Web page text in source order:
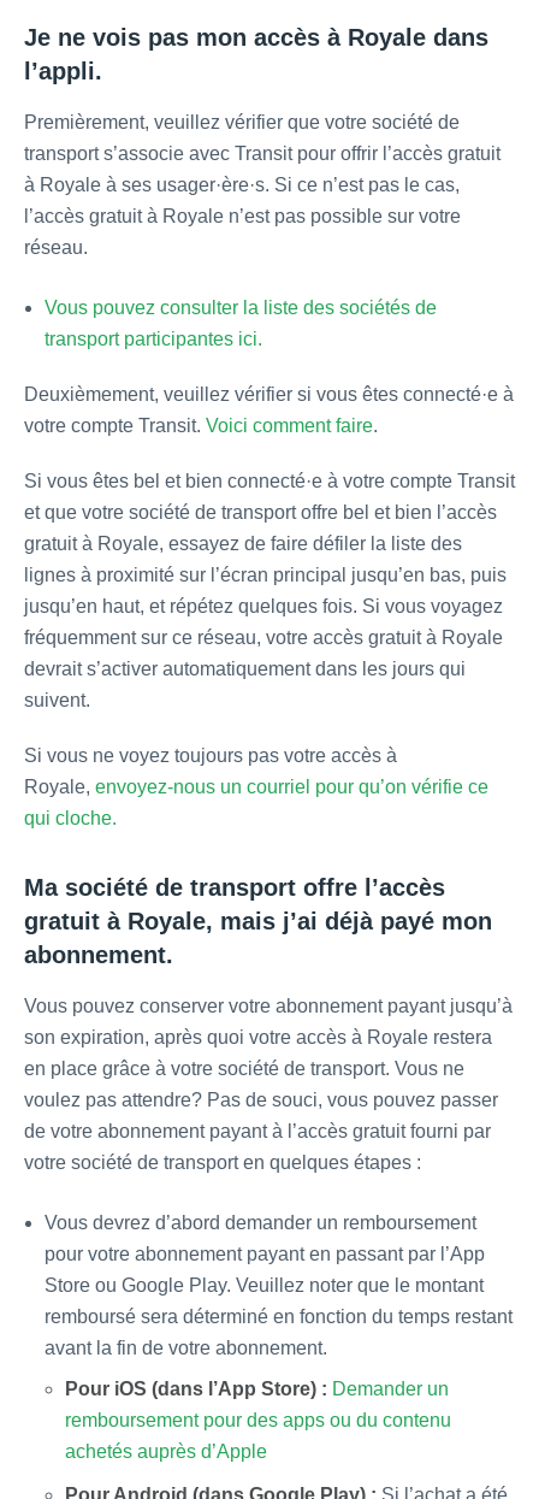
Je ne vois pas mon accès à Royale dans
l’appli.
Premièrement, veuillez vérifier que votre société de
transport s’associe avec Transit pour offrir l’accès gratuit
à Royale à ses usager·ère·s. Si ce n’est pas le cas,
l’accès gratuit à Royale n’est pas possible sur votre
réseau.
Vous pouvez consulter la liste des sociétés de
transport participantes ici.
Deuxièmement, veuillez vérifier si vous êtes connecté·e à
votre compte Transit. Voici comment faire.
Si vous êtes bel et bien connecté·e à votre compte Transit
et que votre société de transport offre bel et bien l’accès
gratuit à Royale, essayez de faire défiler la liste des
lignes à proximité sur l’écran principal jusqu’en bas, puis
jusqu’en haut, et répétez quelques fois. Si vous voyagez
fréquemment sur ce réseau, votre accès gratuit à Royale
devrait s’activer automatiquement dans les jours qui
suivent.
Si vous ne voyez toujours pas votre accès à
Royale, envoyez-nous un courriel pour qu’on vérifie ce
qui cloche.
Ma société de transport offre l’accès
gratuit à Royale, mais j’ai déjà payé mon
abonnement.
Vous pouvez conserver votre abonnement payant jusqu’à
son expiration, après quoi votre accès à Royale restera
en place grâce à votre société de transport. Vous ne
voulez pas attendre? Pas de souci, vous pouvez passer
de votre abonnement payant à l’accès gratuit fourni par
votre société de transport en quelques étapes :
Vous devrez d’abord demander un remboursement
pour votre abonnement payant en passant par l’App
Store ou Google Play. Veuillez noter que le montant
remboursé sera déterminé en fonction du temps restant
avant la fin de votre abonnement.
Pour iOS (dans l’App Store) : Demander un
remboursement pour des apps ou du contenu
achetés auprès d’Apple